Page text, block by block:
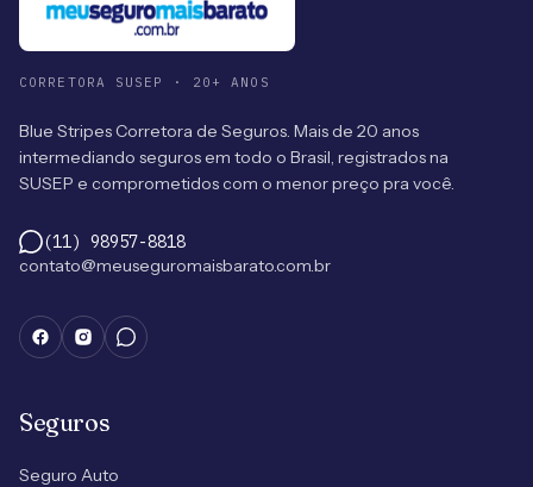
CORRETORA SUSEP · 20+ ANOS
Blue Stripes Corretora de Seguros. Mais de 20 anos
intermediando seguros em todo o Brasil, registrados na
SUSEP e comprometidos com o menor preço pra você.
(11) 98957-8818
contato@meuseguromaisbarato.com.br
Seguros
Seguro Auto